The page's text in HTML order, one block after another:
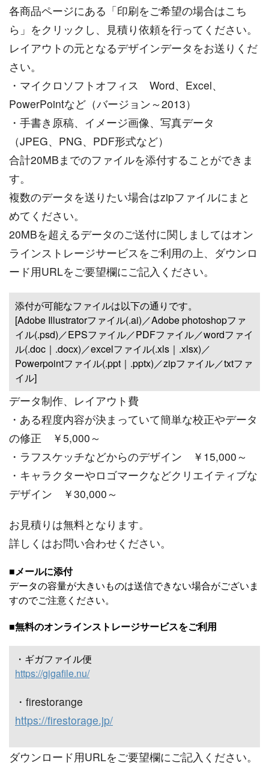
各商品ページにある「印刷をご希望の場合はこち
ら」をクリックし、見積り依頼を行ってください。
レイアウトの元となるデザインデータをお送りくだ
さい。
・マイクロソフトオフィス Word、Excel、
PowerPointなど（バージョン～2013）
・手書き原稿、イメージ画像、写真データ
（JPEG、PNG、PDF形式など）
合計20MBまでのファイルを添付することができま
す。
複数のデータを送りたい場合はzipファイルにまと
めてください。
20MBを超えるデータのご送付に関しましてはオン
ラインストレージサービスをご利用の上、ダウンロ
ード用URLをご要望欄にご記入ください。
添付が可能なファイルは以下の通りです。
[Adobe Illustratorファイル(.ai)／Adobe photoshopファ
イル(.psd)／EPSファイル／PDFファイル／wordファイ
ル(.doc｜.docx)／excelファイル(.xls｜.xlsx)／
Powerpointファイル(.ppt｜.pptx)／zipファイル／txtファ
イル]
データ制作、レイアウト費
・ある程度内容が決まっていて簡単な校正やデータ
の修正 ￥5,000～
・ラフスケッチなどからのデザイン ￥15,000～
・キャラクターやロゴマークなどクリエイティブな
デザイン ￥30,000～
お見積りは無料となります。
詳しくはお問い合わせください。
■メールに添付
データの容量が大きいものは送信できない場合がございま
すのでご注意ください。
■無料のオンラインストレージサービスをご利用
・ギガファイル便
https://gigafile.nu/
・ﬁrestorange
https://firestorage.jp/
ダウンロード用URLをご要望欄にご記入ください。